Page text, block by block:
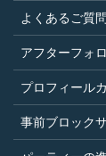
暴
く
反
い
当
上
よくあるご質問
アフターフォ
プロフィール
事前ブロック